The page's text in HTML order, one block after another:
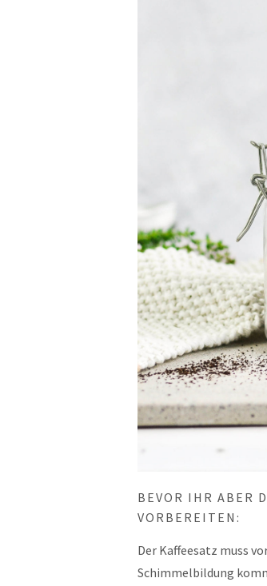
BEVOR IHR ABER
VORBEREITEN:
Der Kaffeesatz muss
Schimmelbildung